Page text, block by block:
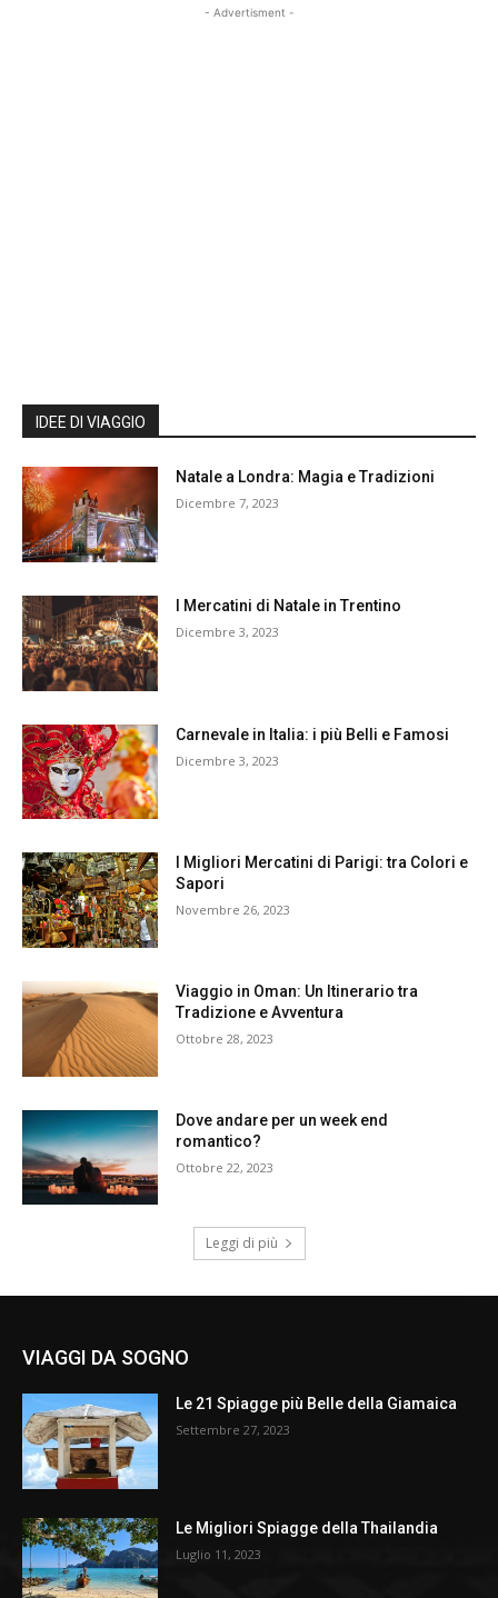
- Advertisment -
IDEE DI VIAGGIO
Natale a Londra: Magia e Tradizioni
Dicembre 7, 2023
I Mercatini di Natale in Trentino
Dicembre 3, 2023
Carnevale in Italia: i più Belli e Famosi
Dicembre 3, 2023
I Migliori Mercatini di Parigi: tra Colori e
Sapori
Novembre 26, 2023
Viaggio in Oman: Un Itinerario tra
Tradizione e Avventura
Ottobre 28, 2023
Dove andare per un week end
romantico?
Ottobre 22, 2023
Leggi di più
VIAGGI DA SOGNO
Le 21 Spiagge più Belle della Giamaica
Settembre 27, 2023
Le Migliori Spiagge della Thailandia
Luglio 11, 2023